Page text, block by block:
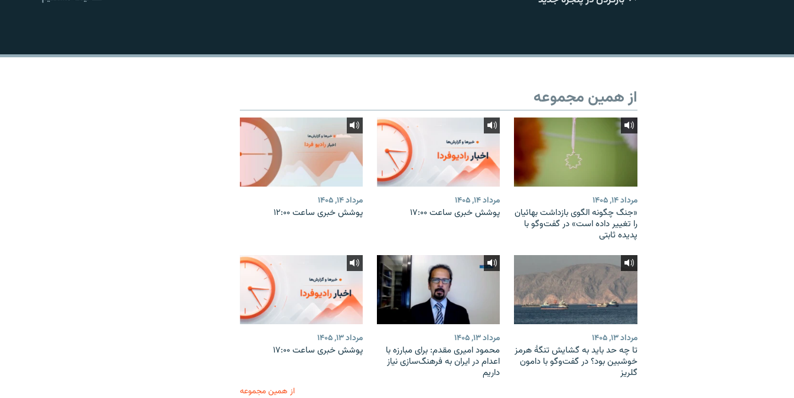
EMBED
از همین مجموعه
مرداد ۱۴, ۱۴۰۵
«جنگ چگونه الگوی بازداشت بهائیان
را تغییر داده است» در گفت‌وگو با
پدیده ثابتی
مرداد ۱۴, ۱۴۰۵
پوشش خبری ساعت ۱۷:۰۰
مرداد ۱۴, ۱۴۰۵
پوشش خبری ساعت ۱۲:۰۰
مرداد ۱۳, ۱۴۰۵
تا چه حد باید به گشایش تنگهٔ هرمز
خوشبین بود؟ در گفت‌وگو با دامون
گلریز
مرداد ۱۳, ۱۴۰۵
محمود امیری مقدم: برای مبارزه با
اعدام در ایران به فرهنگ‌سازی نیاز
داریم
مرداد ۱۳, ۱۴۰۵
پوشش خبری ساعت ۱۷:۰۰
از همین مجموعه